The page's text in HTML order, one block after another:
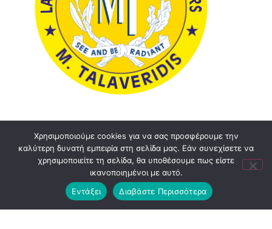
Χρησιμοποιούμε cookies για να σας προσφέρουμε την
καλύτερη δυνατή εμπειρία στη σελίδα μας. Εάν συνεχίσετε να
χρησιμοποιείτε τη σελίδα, θα υποθέσουμε πως είστε
ικανοποιημένοι με αυτό.
Εντάξει
Διαβάστε Περισσότερα